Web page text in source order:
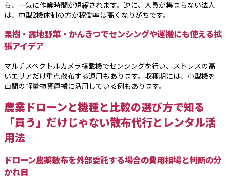
ら、一気に作業時間が短縮されます。逆に、人員が集まらない法人
は、中型2機体制の方が稼働率は高くなりがちです。
果樹・露地野菜・かんきつでセンシングや運搬にも使える拡
張アイデア
マルチスペクトルカメラ搭載機でセンシングを行い、ストレスの高
いエリアだけ重点散布する運用もあります。収穫期には、小型機を
山間の軽量物資運搬に活用している例もあります。
農業ドローンと機種と比較の選び方で知る
「買う」だけじゃない散布代行とレンタル活
用法
ドローン農薬散布を外部委託する場合の費用相場と判断の分
かれ目